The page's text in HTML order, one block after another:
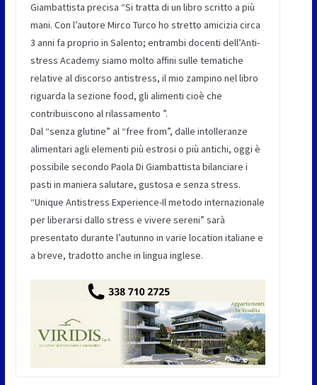
Giambattista precisa “Si tratta di un libro scritto a più
mani. Con l’autore Mirco Turco ho stretto amicizia circa
3 anni fa proprio in Salento; entrambi docenti dell’Anti-
stress Academy siamo molto affini sulle tematiche
relative al discorso antistress, il mio zampino nel libro
riguarda la sezione food, gli alimenti cioè che
contribuiscono al rilassamento ”.
Dal “senza glutine” al “free from”, dalle intolleranze
alimentari agli elementi più estrosi o più antichi, oggi è
possibile secondo Paola Di Giambattista bilanciare i
pasti in maniera salutare, gustosa e senza stress.
“Unique Antistress Experience-Il metodo internazionale
per liberarsi dallo stress e vivere sereni” sarà
presentato durante l’autunno in varie location italiane e
a breve, tradotto anche in lingua inglese.